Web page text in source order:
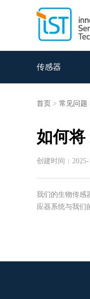
传感器
首页 > 常见问题
如何将
创建时间：2025-
我们的生物传感
应器系统与我们